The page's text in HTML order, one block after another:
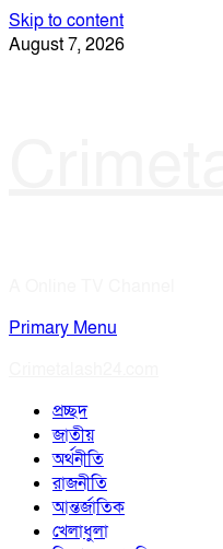
Skip to content
August 7, 2026
Primary Menu
প্রচ্ছদ
জাতীয়
অর্থনীতি
রাজনীতি
আন্তর্জাতিক
খেলাধুলা